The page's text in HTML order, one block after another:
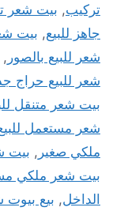
تركيب, بيت شعر
جاهز للبيع, بيت
شعر للبيع بالصور ,
شعر للبيع حراج
بيت شعر متنقل
شعر مستعمل
ملكي صغير , بيت
بيت شعر ملكي
الداخل, بيع بيوت